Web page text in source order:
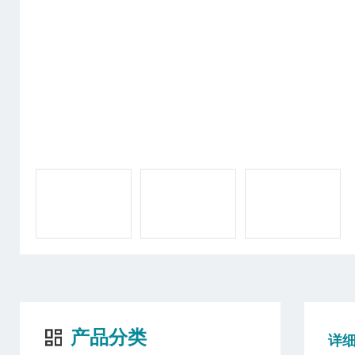
产品分类 详